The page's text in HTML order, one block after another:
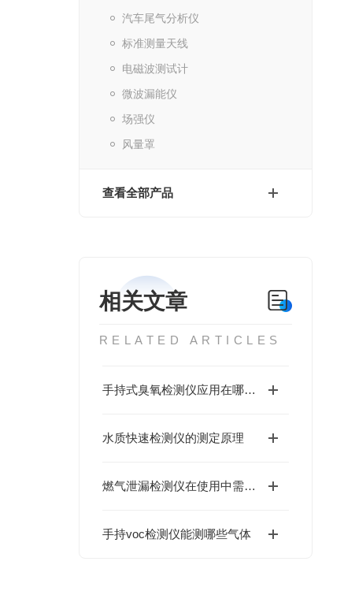
汽车尾气分析仪
标准测量天线
电磁波测试计
微波漏能仪
场强仪
风量罩
查看全部产品
相关文章
RELATED ARTICLES
手持式臭氧检测仪应用在哪些方面？
水质快速检测仪的测定原理
燃气泄漏检测仪在使用中需注意哪些事项
手持voc检测仪能测哪些气体